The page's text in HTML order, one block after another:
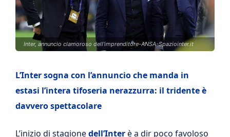
Inter, annuncio clamoroso dell'imprenditore-ANSA-Spaziointer.it
L’Inter sogna con l’annuncio che manda in
estasi l’intera tifoseria nerazzurra: il tridente è
davvero spettacolare
L’inizio di stagionedell’Interè a dir poco favoloso